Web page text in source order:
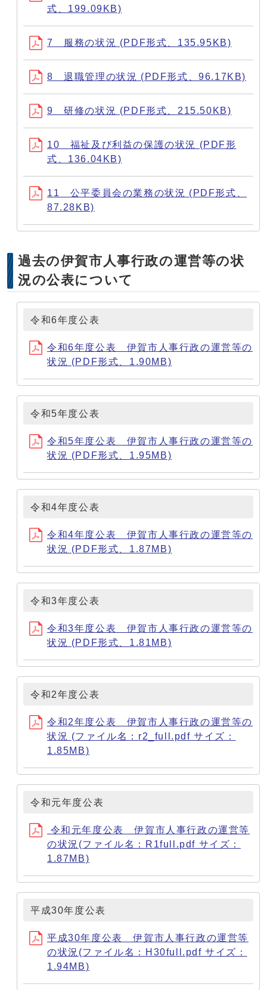
式、199.09KB)
7 服務の状況 (PDF形式、135.95KB)
8 退職管理の状況 (PDF形式、96.17KB)
9 研修の状況 (PDF形式、215.50KB)
10 福祉及び利益の保護の状況 (PDF形
式、136.04KB)
11 公平委員会の業務の状況 (PDF形式、
87.28KB)
過去の伊賀市人事行政の運営等の状
況の公表について
令和6年度公表
令和6年度公表 伊賀市人事行政の運営等の
状況 (PDF形式、1.90MB)
令和5年度公表
令和5年度公表 伊賀市人事行政の運営等の
状況 (PDF形式、1.95MB)
令和4年度公表
令和4年度公表 伊賀市人事行政の運営等の
状況 (PDF形式、1.87MB)
令和3年度公表
令和3年度公表 伊賀市人事行政の運営等の
状況 (PDF形式、1.81MB)
令和2年度公表
令和2年度公表 伊賀市人事行政の運営等の
状況 (ファイル名：r2_full.pdf サイズ：
1.85MB)
令和元年度公表
令和元年度公表 伊賀市人事行政の運営等
の状況(ファイル名：R1full.pdf サイズ：
1.87MB)
平成30年度公表
平成30年度公表 伊賀市人事行政の運営等
の状況(ファイル名：H30full.pdf サイズ：
1.94MB)